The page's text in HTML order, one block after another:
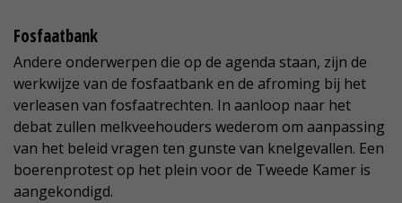
Fosfaatbank
Andere onderwerpen die op de agenda staan, zijn de
werkwijze van de fosfaatbank en de afroming bij het
verleasen van fosfaatrechten. In aanloop naar het
debat zullen melkveehouders wederom om aanpassing
van het beleid vragen ten gunste van knelgevallen. Een
boerenprotest op het plein voor de Tweede Kamer is
aangekondigd.